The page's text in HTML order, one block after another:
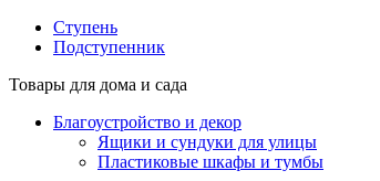
Ступень
Подступенник
Товары для дома и сада
Благоустройство и декор
Ящики и сундуки для улицы
Пластиковые шкафы и тумбы